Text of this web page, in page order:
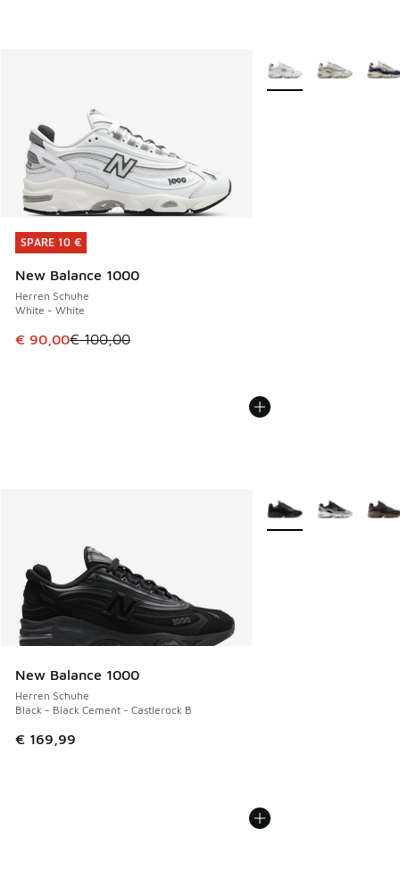
SPARE 10 €
New Balance 1000
Herren Schuhe
White - White
Dieser Artikel ist im Sale. Der Preis ist von € 100,00 auf
€ 90,00€ 100,00
SPARE 10 €
Weitere Farben
New Balance 1000
Herren Schuhe
Black - Black Cement - Castlerock B
€ 169,99
Weitere Farben